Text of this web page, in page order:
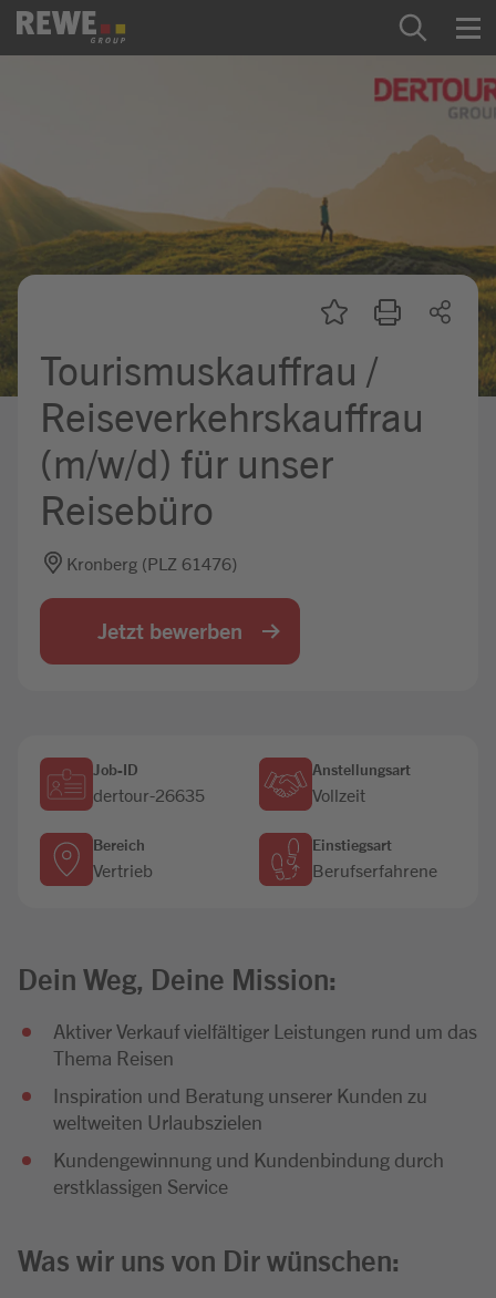
Zum Inhalt springen
REWE Group als Arbeitgeber
Ausbildung & Studium
Praktikum & Werkstudium
Mein Kandidat:innenprofil
Jobbörse
Tourismuskauffrau /
Reiseverkehrskauffrau
(m/w/d) für unser
Reisebüro
Kronberg (PLZ 61476)
Jetzt bewerben
Job-ID
dertour-26635
Anstellungsart
Vollzeit
Bereich
Vertrieb
Einstiegsart
Berufserfahrene
Dein Weg, Deine Mission:
Aktiver Verkauf vielfältiger Leistungen rund um das
Thema Reisen
Inspiration und Beratung unserer Kunden zu
weltweiten Urlaubszielen
Kundengewinnung und Kundenbindung durch
erstklassigen Service
Was wir uns von Dir wünschen: